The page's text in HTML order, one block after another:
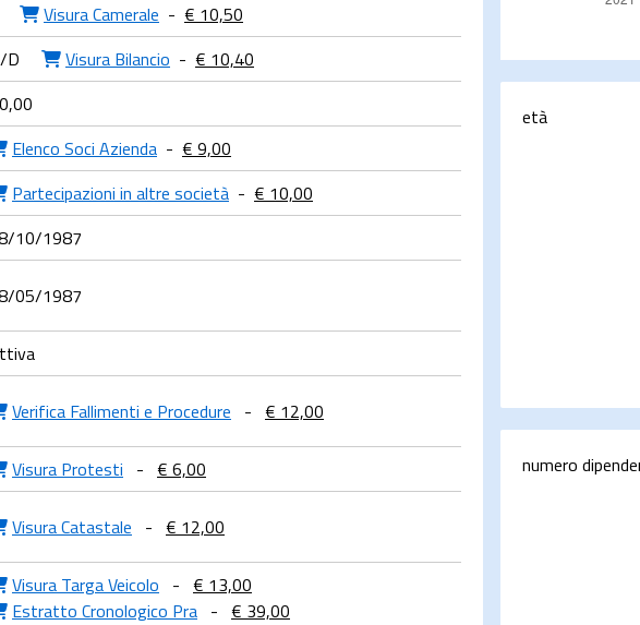
Visura Camerale - € 10,50
D Visura Bilancio - € 10,40
0,00
Elenco Soci Azienda - € 9,00
Partecipazioni in altre società - € 10,00
10/1987
05/1987
Verifica Fallimenti e Procedure - € 12,00
Visura Protesti - € 6,00
Visura Catastale - € 12,00
Visura Targa Veicolo - € 13,00
Estratto Cronologico Pra - € 39,00
età
numero